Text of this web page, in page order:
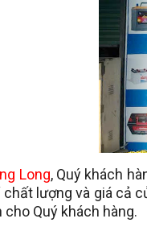
Long, Quý khách
chất lượng và giá cả
Quý khách hàng.